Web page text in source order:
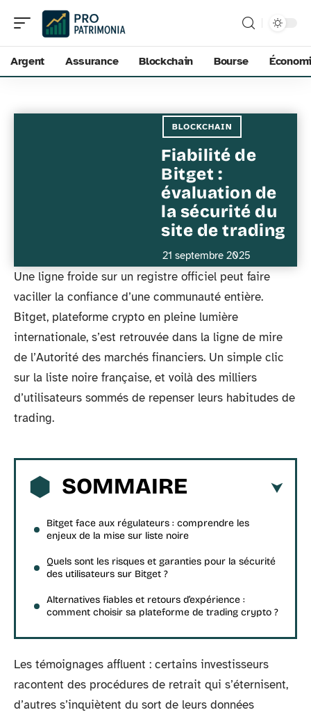
Argent Assurance Blockchain Bourse
BLOCKCHAIN
Fiabilité de
Bitget :
évaluation de
la sécurité du
site de trading
21 septembre 2025
Une ligne froide sur un registre officiel peut faire
vaciller la confiance d’une communauté entière.
Bitget, plateforme crypto en pleine lumière
internationale, s’est retrouvée dans la ligne de mire
de l’Autorité des marchés financiers. Un simple clic
sur la liste noire française, et voilà des milliers
d’utilisateurs sommés de repenser leurs habitudes de
trading.
SOMMAIRE
Bitget face aux régulateurs : comprendre les
enjeux de la mise sur liste noire
Quels sont les risques et garanties pour la sécurité
des utilisateurs sur Bitget ?
Alternatives fiables et retours d’expérience :
comment choisir sa plateforme de trading crypto ?
Les témoignages affluent : certains investisseurs
racontent des procédures de retrait qui s’éternisent,
d’autres s’inquiètent du sort de leurs données